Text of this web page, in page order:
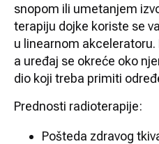
snopom ili umetanjem
terapiju dojke koriste se
u linearnom
a uređaj se okreće oko
dio koji treba primiti
Prednosti radioterapije:
Pošteda zdravog